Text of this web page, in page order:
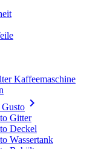
Kaffeemaschine

Gitter
Deckel
Wassertank